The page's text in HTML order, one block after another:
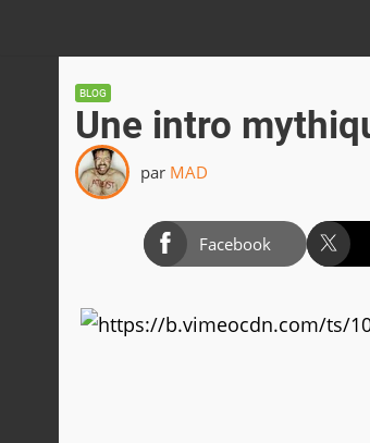
BLOG
Une intro
par MAD
Facebook